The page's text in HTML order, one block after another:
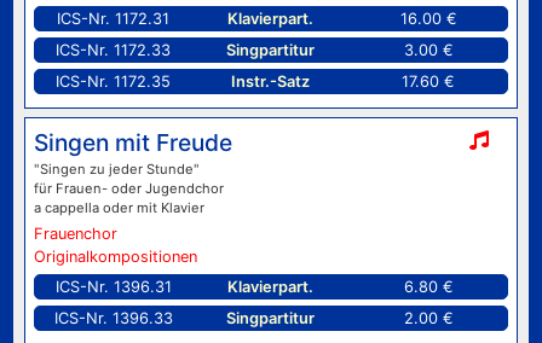
ICS-Nr. 1172.31
Klavierpart.
16.00 €
ICS-Nr. 1172.33
Singpartitur
3.00 €
ICS-Nr. 1172.35
Instr.-Satz 17.60 €
Singen mit Freude
"Singen zu jeder Stunde"
für Frauen- oder Jugendchor
a cappella oder mit Klavier
Frauenchor
Originalkompositionen
ICS-Nr. 1396.31
Klavierpart.
6.80 €
ICS-Nr. 1396.33
Singpartitur 2.00 €